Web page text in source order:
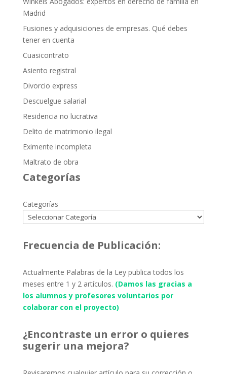
Madrid
Fusiones y adquisiciones de empresas. Qué debes
tener en cuenta
Cuasicontrato
Asiento registral
Divorcio express
Descuelgue salarial
Residencia no lucrativa
Delito de matrimonio ilegal
Eximente incompleta
Maltrato de obra
Categorías
Categorías
Frecuencia de Publicación:
Actualmente Palabras de la Ley publica todos los
meses entre 1 y 2 artículos. (Damos las gracias a
los alumnos y profesores voluntarios por
colaborar con el proyecto)
¿Encontraste un error o quieres
sugerir una mejora?